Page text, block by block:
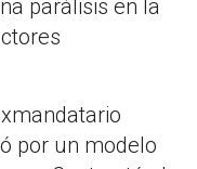
parálisis en la
por un modelo